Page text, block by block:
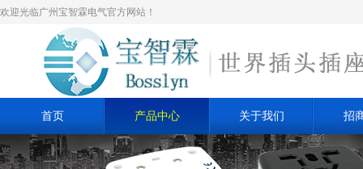
欢迎光临广州宝智霖电气官方网站！
首页 产品中心 关于我们 招